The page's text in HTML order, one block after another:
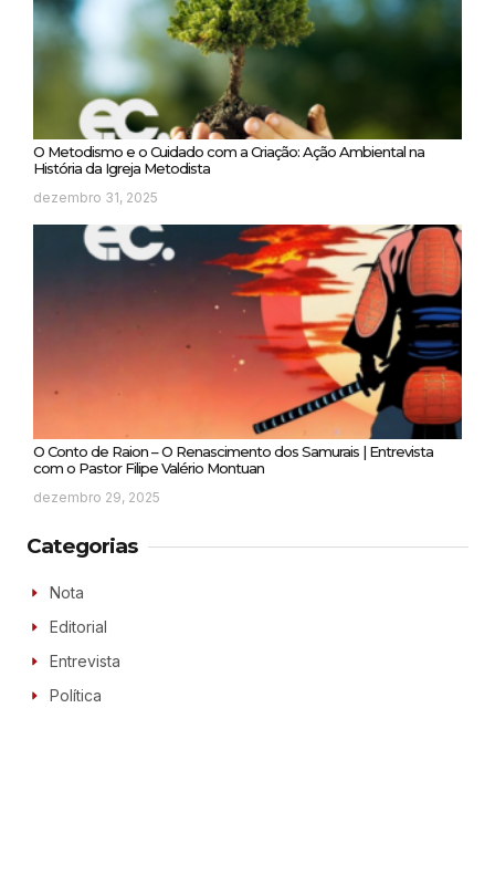
O Metodismo e o Cuidado com a Criação: Ação Ambiental na
História da Igreja Metodista
dezembro 31, 2025
O Conto de Raion – O Renascimento dos Samurais | Entrevista
com o Pastor Filipe Valério Montuan
dezembro 29, 2025
Categorias
Nota
Editorial
Entrevista
Política